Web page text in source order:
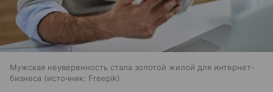
Мужская неуверенность стала золотой жилой для интернет-
бизнеса
источник: Freepik